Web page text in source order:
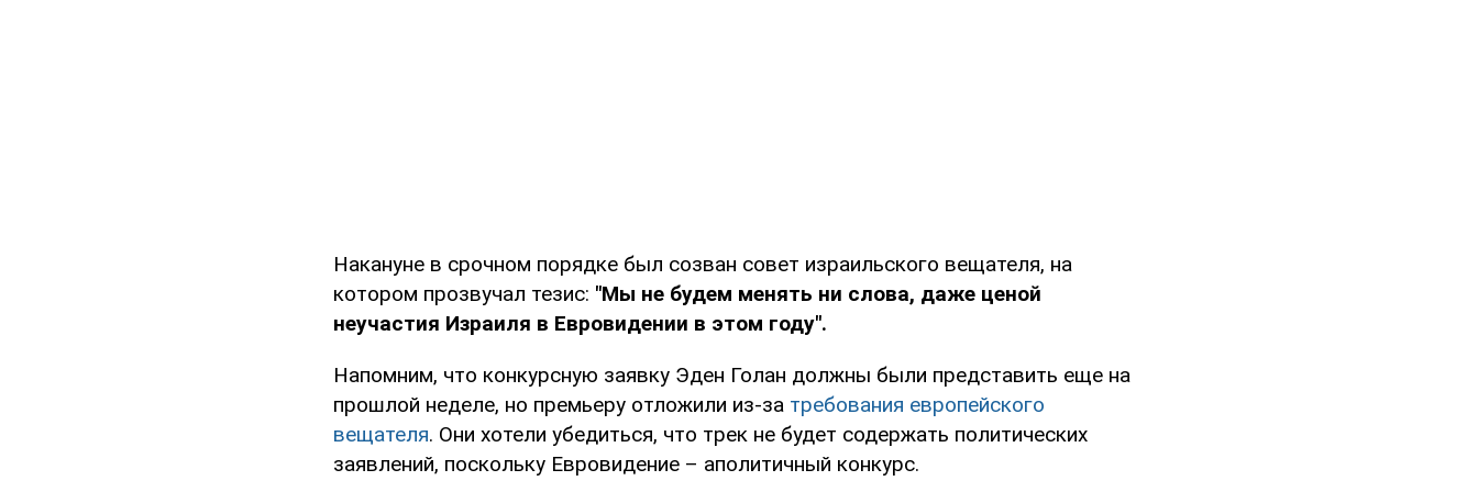
Накануне в срочном порядке был созван совет израильского вещателя, на
котором прозвучал тезис: "Мы не будем менять ни слова, даже ценой
неучастия Израиля в Евровидении в этом году".
Напомним, что конкурсную заявку Эден Голан должны были представить еще на
прошлой неделе, но премьеру отложили из-за требования европейского
вещателя. Они хотели убедиться, что трек не будет содержать политических
заявлений, поскольку Евровидение – аполитичный конкурс.